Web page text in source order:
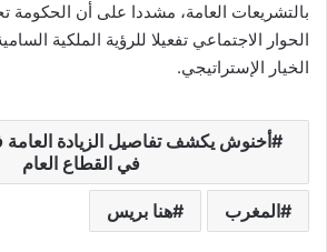
بالتشريعات العامة، مشددا على أن الحكومة
الحوار الاجتماعي تفعيلا للرؤية الملكية
الخيار الإستراتيجي.
أخنوش يكشف تفاصيل الزيادة العامة
في القطاع العام
المغرب هنا بريس